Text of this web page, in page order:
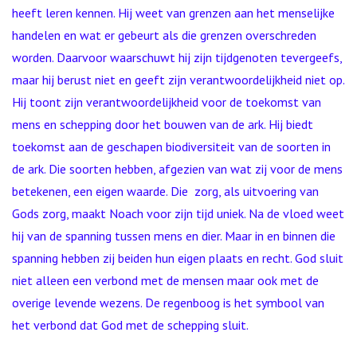
heeft leren kennen. Hij weet van grenzen aan het menselijke
handelen en wat er gebeurt als die grenzen overschreden
worden. Daarvoor waarschuwt hij zijn tijdgenoten tevergeefs,
maar hij berust niet en geeft zijn verantwoordelijkheid niet op.
Hij toont zijn verantwoordelijkheid voor de toekomst van
mens en schepping door het bouwen van de ark. Hij biedt
toekomst aan de geschapen biodiversiteit van de soorten in
de ark. Die soorten hebben, afgezien van wat zij voor de mens
betekenen, een eigen waarde. Die zorg, als uitvoering van
Gods zorg, maakt Noach voor zijn tijd uniek. Na de vloed weet
hij van de spanning tussen mens en dier. Maar in en binnen die
spanning hebben zij beiden hun eigen plaats en recht. God sluit
niet alleen een verbond met de mensen maar ook met de
overige levende wezens. De regenboog is het symbool van
het verbond dat God met de schepping sluit.